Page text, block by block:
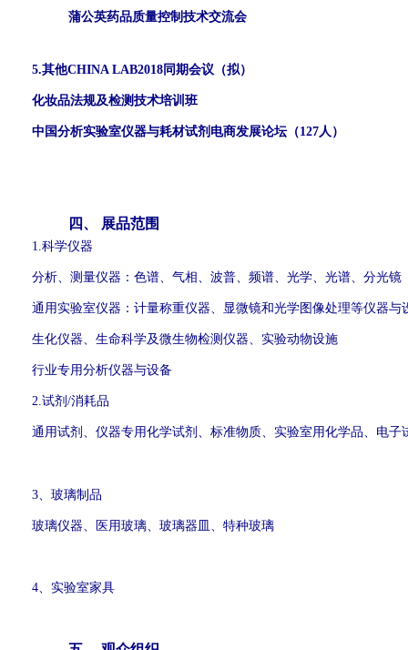
蒲公英药品质量控制技术交流会
5.其他CHINA LAB2018同期会议（拟）
化妆品法规及检测技术培训班
中国分析实验室仪器与耗材试剂电商发展论坛（127人）
四、 展品范围
1.科学仪器
分析、测量仪器：色谱、气相、波普、频谱、光学、光谱、分光镜
通用实验室仪器：计量称重仪器、显微镜和光学图像处理等仪器与
生化仪器、生命科学及微生物检测仪器、实验动物设施
行业专用分析仪器与设备
2.试剂/消耗品
通用试剂、仪器专用化学试剂、标准物质、实验室用化学品、电
3、玻璃制品
玻璃仪器、医用玻璃、玻璃器皿、特种玻璃
4、实验室家具